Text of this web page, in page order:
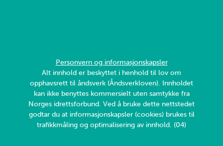
Personvern og informasjonskapsler
Alt innhold er beskyttet i henhold til lov om
opphavsrett til åndsverk (Åndsverkloven). Innholdet
kan ikke benyttes kommersielt uten samtykke fra
Norges idrettsforbund. Ved å bruke dette nettstedet
godtar du at informasjonskapsler (cookies) brukes til
trafikkmåling og optimalisering av innhold. (04)